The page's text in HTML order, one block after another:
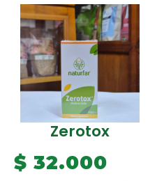
Zerotox
$ 32.000